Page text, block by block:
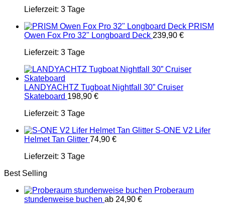
Lieferzeit: 3 Tage
PRISM
Owen Fox Pro 32" Longboard Deck 239,90 €
Lieferzeit: 3 Tage
LANDYACHTZ Tugboat Nightfall 30” Cruiser
Skateboard 198,90 €
Lieferzeit: 3 Tage
S-ONE V2 Lifer
Helmet Tan Glitter 74,90 €
Lieferzeit: 3 Tage
Best Selling
Proberaum
stundenweise buchen ab 24,90 €